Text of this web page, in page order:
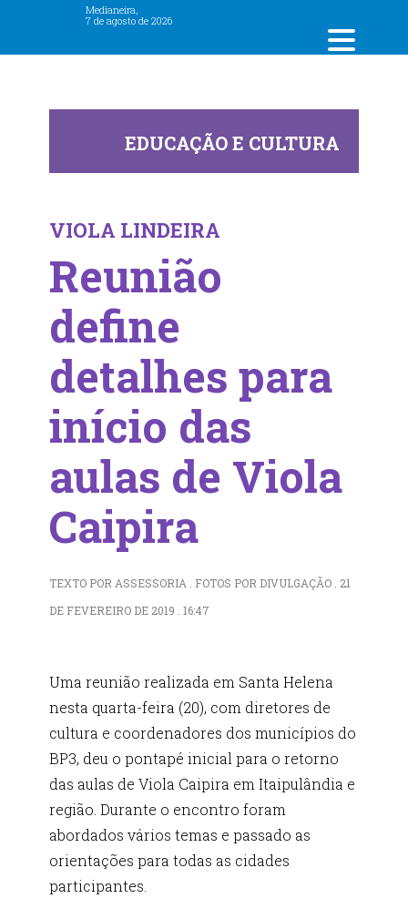
Medianeira,
7 de agosto de 2026
EDUCAÇÃO E CULTURA
VIOLA LINDEIRA
Reunião
define
detalhes para
início das
aulas de Viola
Caipira
TEXTO POR ASSESSORIA . FOTOS POR DIVULGAÇÃO . 21
DE FEVEREIRO DE 2019 . 16:47
Uma reunião realizada em Santa Helena
nesta quarta-feira (20), com diretores de
cultura e coordenadores dos municípios do
BP3, deu o pontapé inicial para o retorno
das aulas de Viola Caipira em Itaipulândia e
região. Durante o encontro foram
abordados vários temas e passado as
orientações para todas as cidades
participantes.